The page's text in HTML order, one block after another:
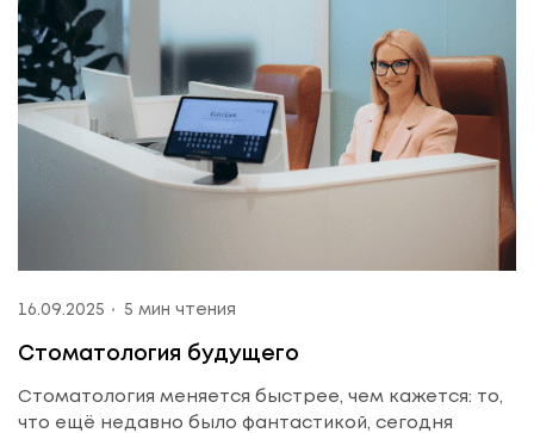
16.09.2025 5 мин чтения
Стоматология будущего
Стоматология меняется быстрее, чем кажется: то,
что ещё недавно было фантастикой, сегодня